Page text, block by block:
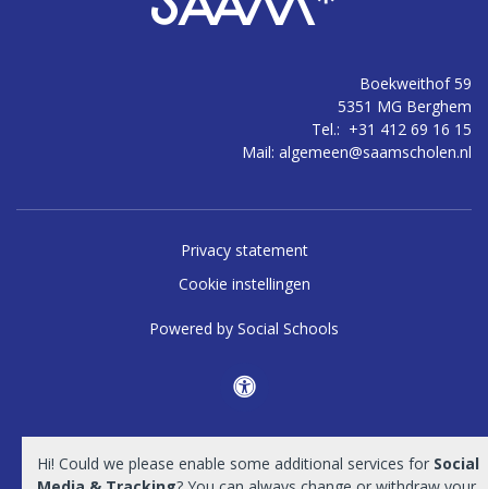
Boekweithof 59
5351 MG Berghem
Tel.: +31 412 69 16 15
Mail: algemeen@saamscholen.nl
Privacy statement
Cookie instellingen
Powered by Social Schools
Hi! Could we please enable some additional services for Social